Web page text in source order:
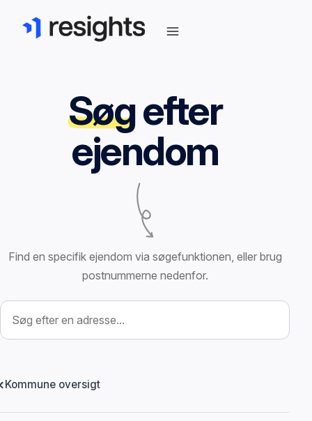
Søgefter
ejendom
Find en specifik ejendom via søgefunktionen, eller brug
postnummerne nedenfor.
Søg efter ejendom
Kommune oversigt